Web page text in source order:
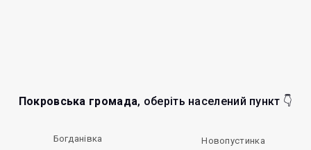
Покровська громада, оберіть населений пункт 👇
Богданівка
Новопустинка